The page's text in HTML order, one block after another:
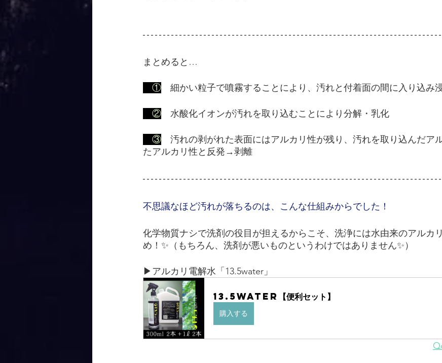
まとめると…
① 細かい粒子で噴霧することにより、汚れと付着面の間に入り込み
② 水酸化イオンが汚れを取り込むことにより分解・乳化
③
汚れの剥がれた表面にはアルカリ性が残り、汚れを取り込んだア
たアルカリ性と反発→剥離
不思議なほど汚れが落ちるのは、こんな仕組みからでした！
化学物質ナシで洗剤の役目が担えるからこそ、洗浄には水由来のアルカ
め！✨（もちろん、洗剤が悪いものというわけではありません✨）
▶アルカリ電解水「13.5water」
13.5water【便利セット】
購入する